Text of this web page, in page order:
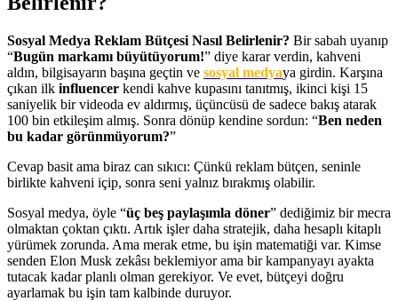
Sosyal Medya Reklam Bütçesi Nasıl Belirlenir? Bir sabah uyanıp
“Bugün markamı büyütüyorum!” diye karar verdin, kahveni
aldın, bilgisayarın başına geçtin ve sosyal medyaya girdin. Karşına
çıkan ilk influencer kendi kahve kupasını tanıtmış, ikinci kişi 15
saniyelik bir videoda ev aldırmış, üçüncüsü de sadece bakış atarak
100 bin etkileşim almış. Sonra dönüp kendine sordun: “Ben neden
bu kadar görünmüyorum?”
Cevap basit ama biraz can sıkıcı: Çünkü reklam bütçen, seninle
birlikte kahveni içip, sonra seni yalnız bırakmış olabilir.
Sosyal medya, öyle “üç beş paylaşımla döner” dediğimiz bir mecra
olmaktan çoktan çıktı. Artık işler daha stratejik, daha hesaplı kitaplı
yürümek zorunda. Ama merak etme, bu işin matematiği var. Kimse
senden Elon Musk zekâsı beklemiyor ama bir kampanyayı ayakta
tutacak kadar planlı olman gerekiyor. Ve evet, bütçeyi doğru
ayarlamak bu işin tam kalbinde duruyor.